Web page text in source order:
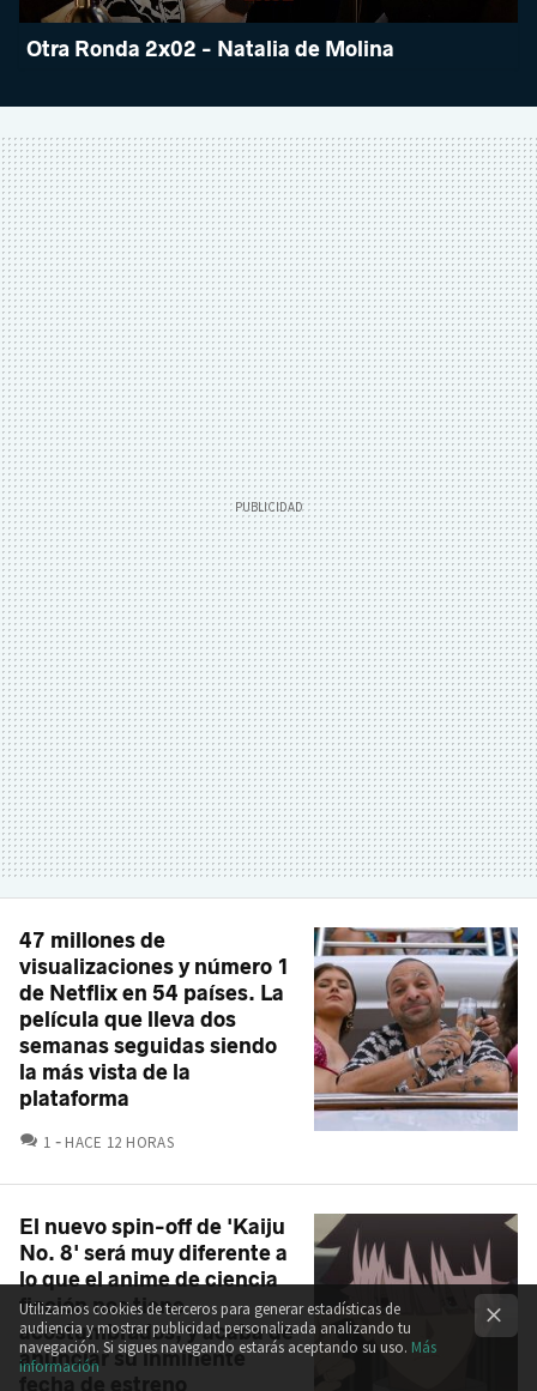
Otra Ronda 2x02 - Natalia de Molina
47 millones de
visualizaciones y número 1
de Netflix en 54 países. La
película que lleva dos
semanas seguidas siendo
la más vista de la
plataforma
1 COMENTARIOS
HACE 12 HORAS
El nuevo spin-off de 'Kaiju
No. 8' será muy diferente a
lo que el anime de ciencia
ficción nos tiene
acostumbrados, y acaba de
anunciar su inminente
fecha de estreno
Utilizamos cookies de terceros para generar estadísticas de
audiencia y mostrar publicidad personalizada analizando tu
navegación. Si sigues navegando estarás aceptando su uso. Más
información